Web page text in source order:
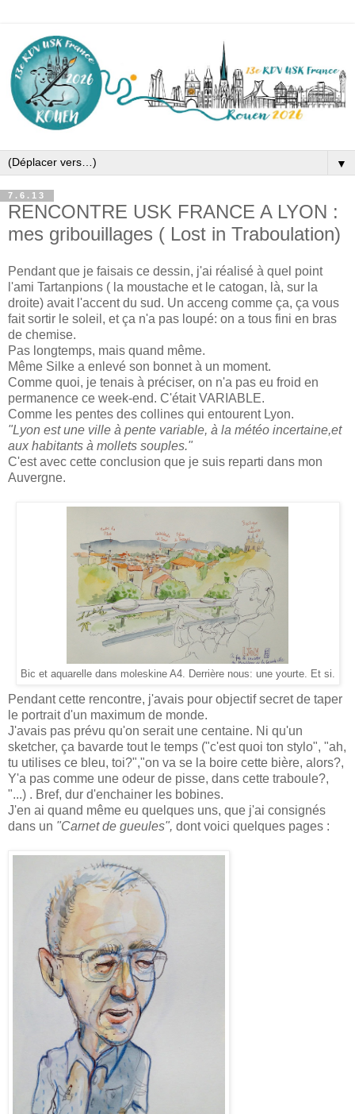
▼
7.6.13
RENCONTRE USK FRANCE A LYON :
mes gribouillages ( Lost in Traboulation)
Pendant que je faisais ce dessin, j'ai réalisé à quel point
l'ami Tartanpions ( la moustache et le catogan, là, sur la
droite) avait l'accent du sud. Un acceng comme ça, ça vous
fait sortir le soleil, et ça n'a pas loupé: on a tous fini en bras
de chemise.
Pas longtemps, mais quand même.
Même Silke a enlevé son bonnet à un moment.
Comme quoi, je tenais à préciser, on n'a pas eu froid en
permanence ce week-end. C'était VARIABLE.
Comme les pentes des collines qui entourent Lyon.
"Lyon est une ville à pente variable, à la météo incertaine,et
aux habitants à mollets souples."
C'est avec cette conclusion que je suis reparti dans mon
Auvergne.
Bic et aquarelle dans moleskine A4. Derrière nous: une yourte. Et si.
Pendant cette rencontre, j'avais pour objectif secret de taper
le portrait d'un maximum de monde.
J'avais pas prévu qu'on serait une centaine. Ni qu'un
sketcher, ça bavarde tout le temps ("c'est quoi ton stylo", "ah,
tu utilises ce bleu, toi?","on va se la boire cette bière, alors?,
Y'a pas comme une odeur de pisse, dans cette traboule?,
"...) . Bref, dur d'enchainer les bobines.
J'en ai quand même eu quelques uns, que j'ai consignés
dans un "Carnet de gueules", dont voici quelques pages :